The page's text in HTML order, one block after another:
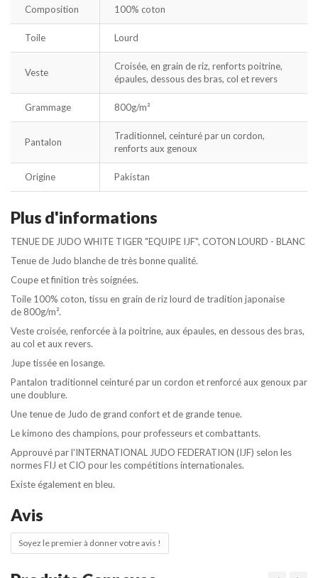
Composition 100% coton
Toile Lourd
Veste
Croisée, en grain de riz, renforts poitrine,
épaules, dessous des bras, col et revers
Grammage 800g/m²
Pantalon
Traditionnel, ceinturé par un cordon,
renforts aux genoux
Origine Pakistan
Plus d'informations
TENUE DE JUDO WHITE TIGER "EQUIPE IJF", COTON LOURD - BLANC
Tenue de Judo blanche de très bonne qualité.
Coupe et finition très soignées.
Toile 100% coton, tissu en grain de riz lourd de tradition japonaise
de 800g/m².
Veste croisée, renforcée à la poitrine, aux épaules, en dessous des bras,
au col et aux revers.
Jupe tissée en losange.
Pantalon traditionnel ceinturé par un cordon et renforcé aux genoux par
une doublure.
Une tenue de Judo de grand confort et de grande tenue.
Le kimono des champions, pour professeurs et combattants.
Approuvé par l'INTERNATIONAL JUDO FEDERATION (IJF) selon les
normes FIJ et CIO pour les compétitions internationales.
Existe également en bleu.
Avis
Soyez le premier à donner votre avis !